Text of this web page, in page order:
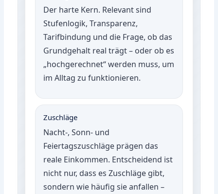
Der harte Kern. Relevant sind
Stufenlogik, Transparenz,
Tarifbindung und die Frage, ob das
Grundgehalt real trägt – oder ob es
„hochgerechnet“ werden muss, um
im Alltag zu funktionieren.
Zuschläge
Nacht-, Sonn- und
Feiertagszuschläge prägen das
reale Einkommen. Entscheidend ist
nicht nur, dass es Zuschläge gibt,
sondern wie häufig sie anfallen –